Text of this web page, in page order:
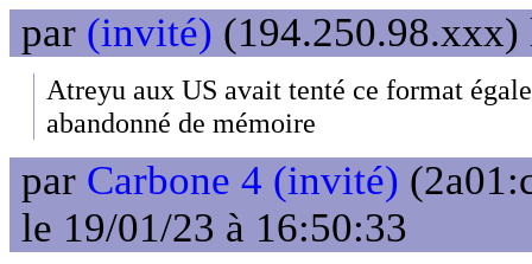
par (invité) (194.250.98.xxx)
Atreyu aux US avait tenté ce format
abandonné de mémoire
par Carbone 4 (invité)
le 19/01/23 à 16:50:33